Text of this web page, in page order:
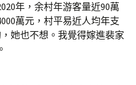
年，余村年游客量近90萬
萬元，村平易近人均年支
她也不想。我覺得嫁進裴家